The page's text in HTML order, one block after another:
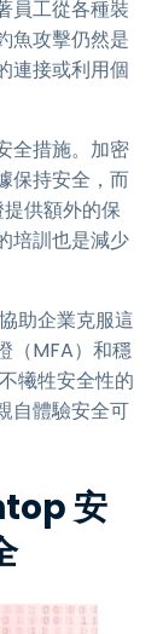
員工從各種裝
魚攻擊仍然是
連接或利用個
全措施。加密
保持安全，而
供額外的保
培訓也是減少
助企業克服這
（MFA）和穩
犧牲安全性的
自體驗安全可
安